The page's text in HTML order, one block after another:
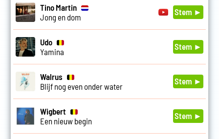
Tino Martin
Jong en dom
Stem ►
Udo
Yamina
Stem ►
Walrus
Blijf nog even onder water
Stem ►
Wigbert
Een nieuw begin
Stem ►